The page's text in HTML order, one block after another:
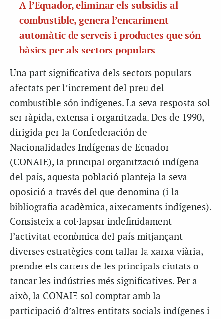
A l’Equador, eliminar els subsidis al
combustible, genera l’encariment
automàtic de serveis i productes que són
bàsics per als sectors populars
Una part significativa dels sectors populars
afectats per l’increment del preu del
combustible són indígenes. La seva resposta sol
ser ràpida, extensa i organitzada. Des de 1990,
dirigida per la Confederación de
Nacionalidades Indígenas de Ecuador
(CONAIE), la principal organització indígena
del país, aquesta població planteja la seva
oposició a través del que denomina (i la
bibliografia acadèmica, aixecaments indígenes).
Consisteix a col·lapsar indefinidament
l’activitat econòmica del país mitjançant
diverses estratègies com tallar la xarxa viària,
prendre els carrers de les principals ciutats o
tancar les indústries més significatives. Per a
això, la CONAIE sol comptar amb la
participació d’altres entitats socials indígenes i